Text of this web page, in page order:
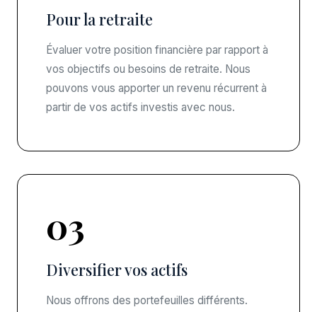
Pour la retraite
Évaluer votre position financière par rapport à
vos objectifs ou besoins de retraite. Nous
pouvons vous apporter un revenu récurrent à
partir de vos actifs investis avec nous.
03
Diversifier vos actifs
Nous offrons des portefeuilles différents.